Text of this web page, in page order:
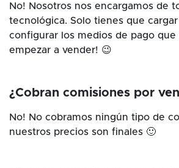
No! Nosotros nos encargamos de
tecnológica. Solo tienes que
configurar los medios de pago que
empezar a vender! 😉
¿Cobran comisiones por
No! No cobramos ningún tipo de
nuestros precios son finales 🙂